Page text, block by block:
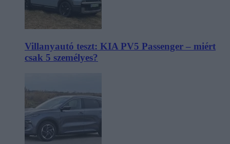
Villanyautó teszt: KIA PV5 Passenger – miért
csak 5 személyes?